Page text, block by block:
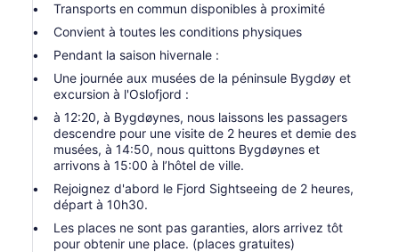
Transports en commun disponibles à proximité
Convient à toutes les conditions physiques
Pendant la saison hivernale :
Une journée aux musées de la péninsule Bygdøy et
excursion à l'Oslofjord :
à 12:20, à Bygdøynes, nous laissons les passagers
descendre pour une visite de 2 heures et demie des
musées, à 14:50, nous quittons Bygdøynes et
arrivons à 15:00 à l’hôtel de ville.
Rejoignez d'abord le Fjord Sightseeing de 2 heures,
départ à 10h30.
Les places ne sont pas garanties, alors arrivez tôt
pour obtenir une place. (places gratuites)